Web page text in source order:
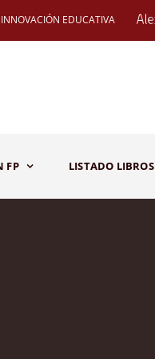
INNOVACIÓN EDUCATIVA
FP LISTADO LIBROS